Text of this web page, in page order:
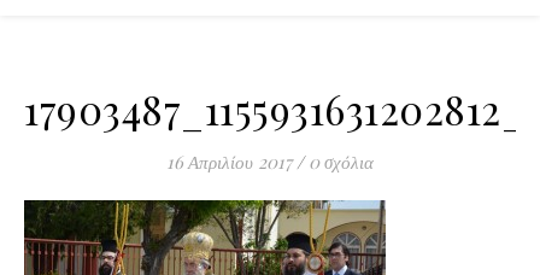
16 Απριλίου 2017 / 0 σχόλια